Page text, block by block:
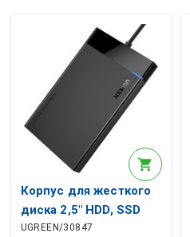
Корпус для жесткого
диска 2,5" HDD, SSD
SATA 3.0 5Gbps с
UGREEN/30847